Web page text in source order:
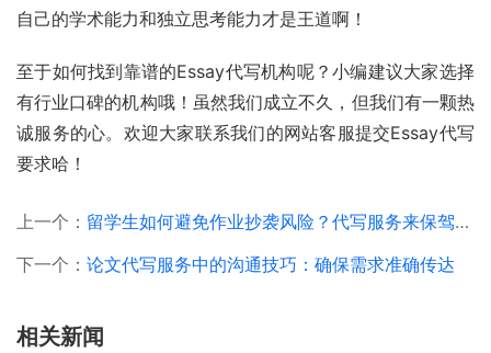
自己的学术能力和独立思考能力才是王道啊！
至于如何找到靠谱的Essay代写机构呢？小编建议大家选择
有行业口碑的机构哦！虽然我们成立不久，但我们有一颗热
诚服务的心。欢迎大家联系我们的网站客服提交Essay代写
要求哈！
上一个： 留学生如何避免作业抄袭风险？代写服务来保驾护航！
下一个： 论文代写服务中的沟通技巧：确保需求准确传达
相关新闻